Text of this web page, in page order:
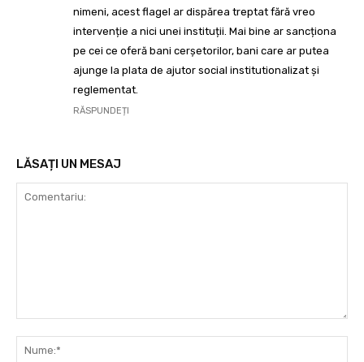
nimeni, acest flagel ar dispărea treptat fără vreo
intervenție a nici unei instituții. Mai bine ar sancționa
pe cei ce oferă bani cerșetorilor, bani care ar putea
ajunge la plata de ajutor social institutionalizat și
reglementat.
RĂSPUNDEȚI
LĂSAȚI UN MESAJ